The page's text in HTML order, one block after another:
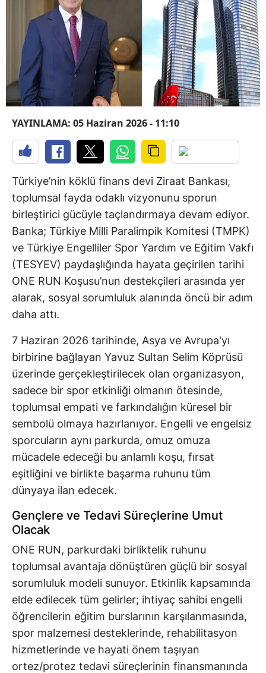
YAYINLAMA: 05 Haziran 2026 - 11:10
Türkiye’nin köklü finans devi Ziraat Bankası,
toplumsal fayda odaklı vizyonunu sporun
birleştirici gücüyle taçlandırmaya devam ediyor.
Banka; Türkiye Milli Paralimpik Komitesi (TMPK)
ve Türkiye Engelliler Spor Yardım ve Eğitim Vakfı
(TESYEV) paydaşlığında hayata geçirilen tarihi
ONE RUN Koşusu’nun destekçileri arasında yer
alarak, sosyal sorumluluk alanında öncü bir adım
daha attı.
7 Haziran 2026 tarihinde, Asya ve Avrupa'yı
birbirine bağlayan Yavuz Sultan Selim Köprüsü
üzerinde gerçekleştirilecek olan organizasyon,
sadece bir spor etkinliği olmanın ötesinde,
toplumsal empati ve farkındalığın küresel bir
sembolü olmaya hazırlanıyor. Engelli ve engelsiz
sporcuların aynı parkurda, omuz omuza
mücadele edeceği bu anlamlı koşu, fırsat
eşitliğini ve birlikte başarma ruhunu tüm
dünyaya ilan edecek.
Gençlere ve Tedavi Süreçlerine Umut
Olacak
ONE RUN, parkurdaki birliktelik ruhunu
toplumsal avantaja dönüştüren güçlü bir sosyal
sorumluluk modeli sunuyor. Etkinlik kapsamında
elde edilecek tüm gelirler; ihtiyaç sahibi engelli
öğrencilerin eğitim burslarının karşılanmasında,
spor malzemesi desteklerinde, rehabilitasyon
hizmetlerinde ve hayati önem taşıyan
ortez/protez tedavi süreçlerinin finansmanında